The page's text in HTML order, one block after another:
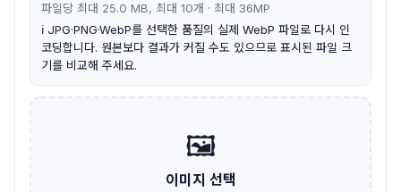
파일당 최대 25.0 MB, 최대 10개 · 최대 36MP
ℹ️ JPG·PNG·WebP를 선택한 품질의 실제 WebP 파일로 다시 인
코딩합니다. 원본보다 결과가 커질 수도 있으므로 표시된 파일 크
기를 비교해 주세요.
🖼️
이미지 선택